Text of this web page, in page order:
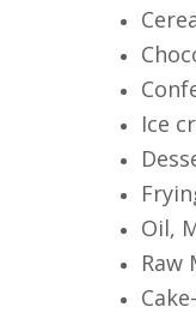
Ice
Oil,
Raw